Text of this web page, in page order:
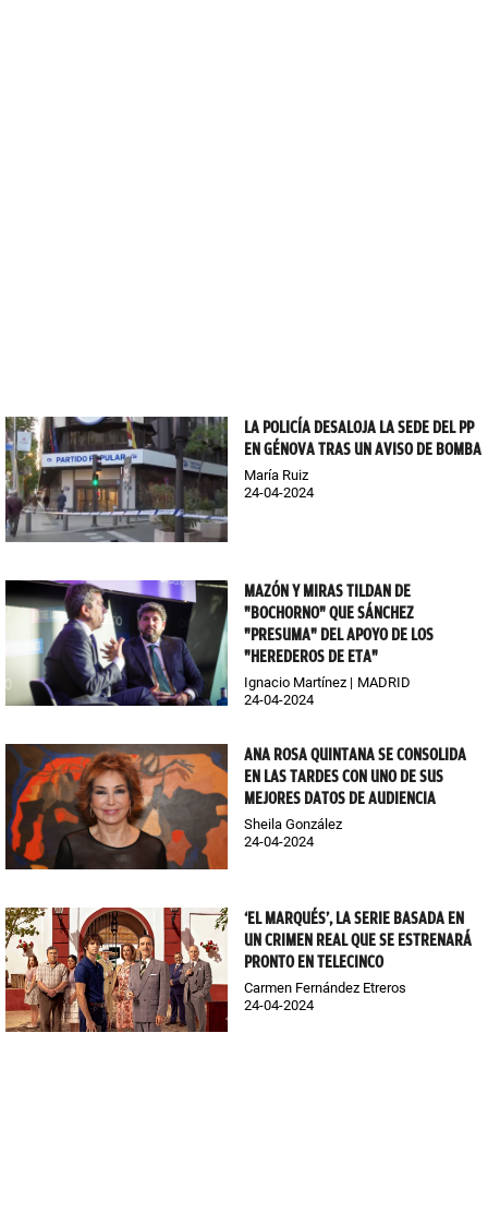
LA POLICÍA DESALOJA LA SEDE DEL PP
EN GÉNOVA TRAS UN AVISO DE BOMBA
María Ruiz
24-04-2024
MAZÓN Y MIRAS TILDAN DE
"BOCHORNO" QUE SÁNCHEZ
"PRESUMA" DEL APOYO DE LOS
"HEREDEROS DE ETA"
Ignacio Martínez
MADRID
24-04-2024
ANA ROSA QUINTANA SE CONSOLIDA
EN LAS TARDES CON UNO DE SUS
MEJORES DATOS DE AUDIENCIA
Sheila González
24-04-2024
‘EL MARQUÉS’, LA SERIE BASADA EN
UN CRIMEN REAL QUE SE ESTRENARÁ
PRONTO EN TELECINCO
Carmen Fernández Etreros
24-04-2024